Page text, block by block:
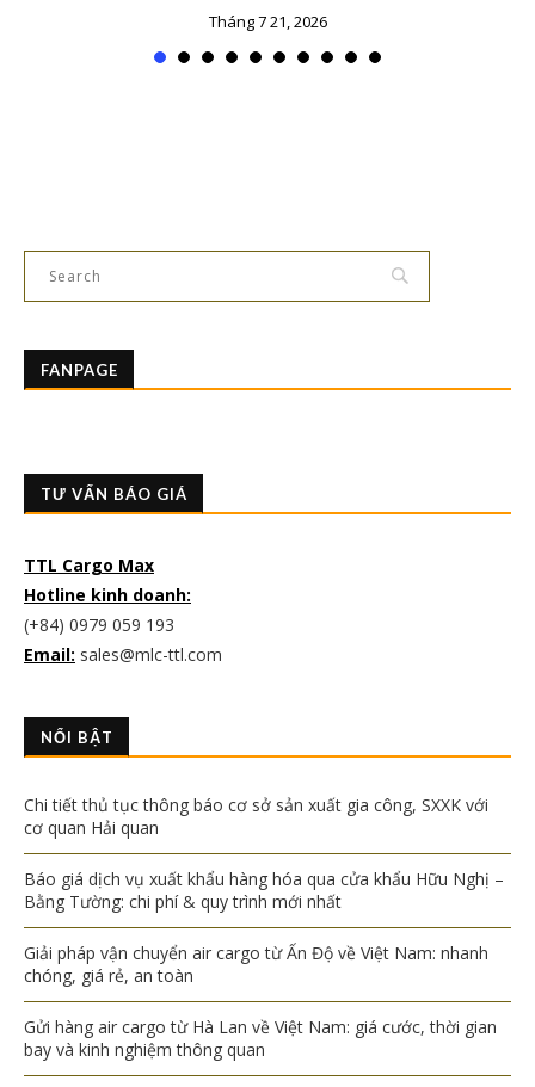
Tháng 7 21, 2026
FANPAGE
TƯ VẤN BÁO GIÁ
TTL Cargo Max
Hotline kinh doanh:
(+84) 0979 059 193
Email: sales@mlc-ttl.com
NỔI BẬT
Chi tiết thủ tục thông báo cơ sở sản xuất gia công, SXXK với
cơ quan Hải quan
Báo giá dịch vụ xuất khẩu hàng hóa qua cửa khẩu Hữu Nghị –
Bằng Tường: chi phí & quy trình mới nhất
Giải pháp vận chuyển air cargo từ Ấn Độ về Việt Nam: nhanh
chóng, giá rẻ, an toàn
Gửi hàng air cargo từ Hà Lan về Việt Nam: giá cước, thời gian
bay và kinh nghiệm thông quan